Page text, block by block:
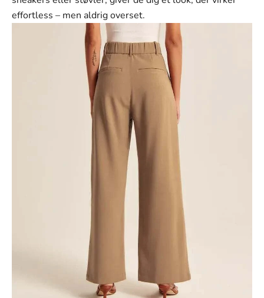
Størrelse
XS
effortless – men aldrig overset.